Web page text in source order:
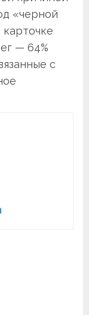
«черной
карточке
— 64%
с